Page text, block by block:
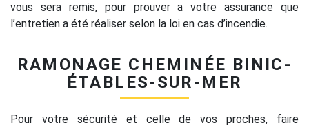
vous sera remis, pour prouver a votre assurance que
l’entretien a été réaliser selon la loi en cas d’incendie.
RAMONAGE CHEMINÉE BINIC-
ÉTABLES-SUR-MER
Pour votre sécurité et celle de vos proches, faire